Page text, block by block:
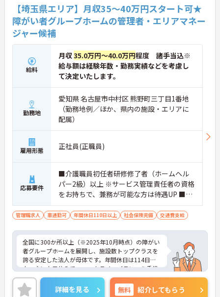
【埼玉県エリア】月収35～40万円スタート可★
障がい者グループホームの管理者・エリアマネー
ジャー候補
給料
月収35.0万円～40.0万円程度 諸手当込※
給与額は経験年数・勤務実績などを考慮し
て決定いたします。
勤務地
愛知県 名古屋市中村区 熊野町三丁目1番地
（勤務地例／ほか、県内の施設・エリアに
配属）
雇用形態 正社員(正職員)
応募要件
■介護職員初任者研修修了者（ホームヘル
パー2級）以上 ※サービス管理責任者の資格
をお持ちで、兼務が可能な方は待遇UP ■介
護・医療・福祉業界のいずれかでの『現場
経験』と介護福祉業界での営業経験のどち
可) ■主任・リーダー以上の経験 ※経験あれ
ば尚可：重度障害者施設・入居施設での現
場経験、入居営業、施設管理業務、採用・
マネジメント業務等 ■求める人物像 ・人の
気持ちを理解した上で客観的に判断できる
・スタッフ・入居者様などの話を聞いてあ
管理職求人 車通勤可 年間休日110日以上 社会保険完備 交通費支給
全国に300か所以上（※2025年10月時点）の障がい
者グループホームを展開し、施設数トップクラスを
誇る安定した法人が母体です。年間休日は114日以
上、主に土日休みで、ワークライフバランスを重視
した働き方が可能です。産前産後・育児休暇制度も
あり、子育て世代も安心して働ける環境が整ってい
ます。一般社員研修や外部勉強会受講支援制度など
詳細を見る 無料 紹介してもらう